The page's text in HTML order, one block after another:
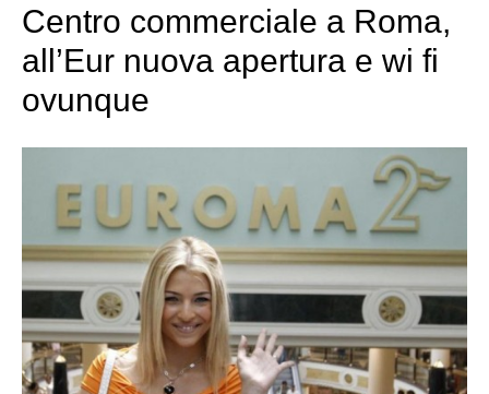
Centro commerciale a Roma,
all’Eur nuova apertura e wi fi
ovunque